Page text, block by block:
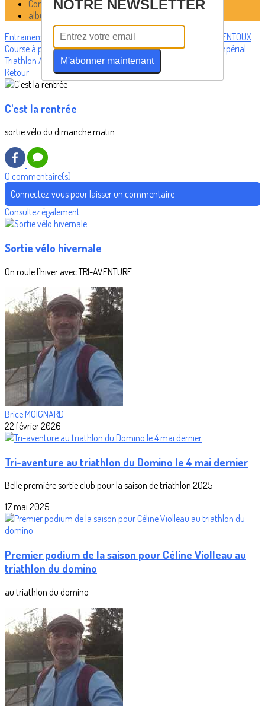
Comment c'est passée la sortie du:
albums photos
Entrainements ActualitésTrombinoscope
W.E. VENTOUX
Course à piedRun and Bike, duathlon, swimrun.Calendrier
Impérial
Triathlon Album Photos Tri
Retour
C'est la rentrée
sortie vélo du dimanche matin
0 commentaire(s)
Connectez-vous pour laisser un commentaire
Consultez également
Sortie vélo hivernale
On roule l'hiver avec TRI-AVENTURE
Brice MOIGNARD
22 février 2026
Tri-aventure au triathlon du Domino le 4 mai dernier
Belle première sortie club pour la saison de triathlon 2025
17 mai 2025
Premier podium de la saison pour Céline Violleau au
triathlon du domino
au triathlon du domino
NOTRE NEWSLETTER
M'abonner maintenant